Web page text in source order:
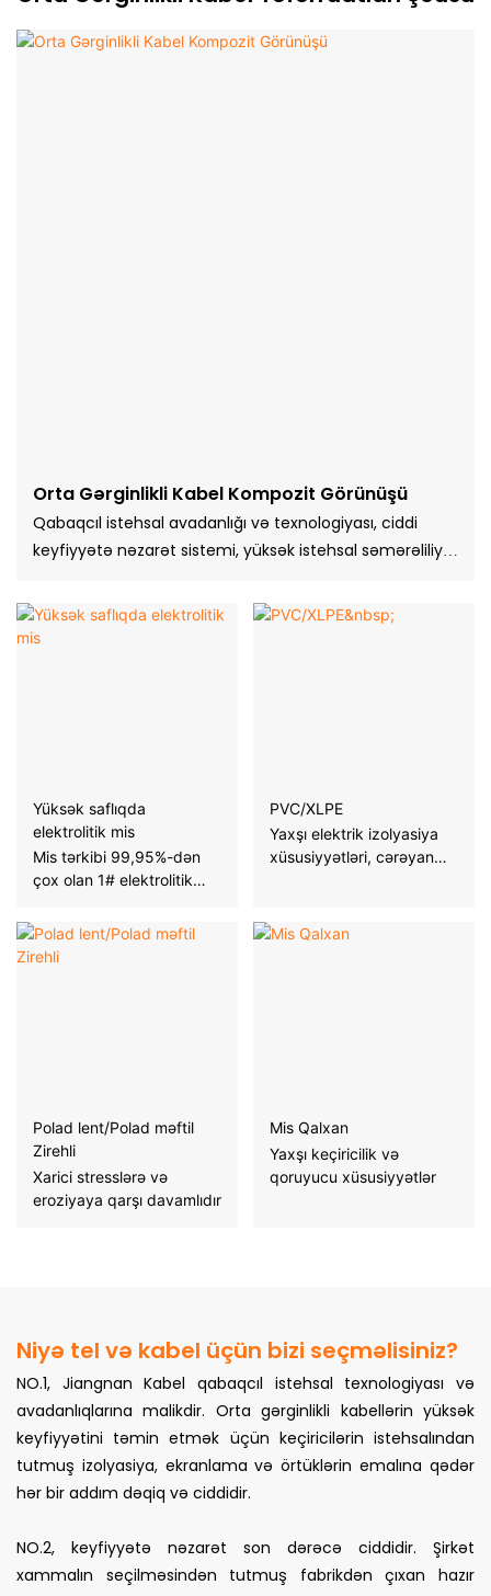
Orta Gərginlikli Kabel Kompozit Görünüşü
Qabaqcıl istehsal avadanlığı və texnologiyası, ciddi
keyfiyyətə nəzarət sistemi, yüksək istehsal səmərəliliyi,
Yüksək saflıqda
elektrolitik mis
Mis tərkibi 99,95%-dən
çox olan 1# elektrolitik
PVC/XLPE
Yaxşı elektrik izolyasiya
xüsusiyyətləri, cərəyan
Polad lent/Polad məftil
Zirehli
Xarici stresslərə və
eroziyaya qarşı davamlıdır
Mis Qalxan
Yaxşı keçiricilik və
qoruyucu xüsusiyyətlər
Niyə tel və kabel üçün bizi seçməlisiniz?
NO.1, Jiangnan Kabel qabaqcıl istehsal texnologiyası və
avadanlıqlarına malikdir. Orta gərginlikli kabellərin yüksək
keyfiyyətini təmin etmək üçün keçiricilərin istehsalından
tutmuş izolyasiya, ekranlama və örtüklərin emalına qədər
hər bir addım dəqiq və ciddidir.
NO.2, keyfiyyətə nəzarət son dərəcə ciddidir. Şirkət
xammalın seçilməsindən tutmuş fabrikdən çıxan hazır